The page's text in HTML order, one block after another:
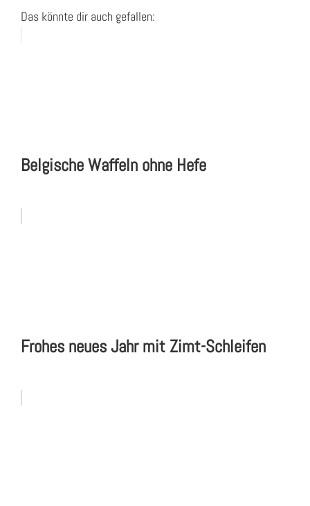
Das könnte dir auch gefallen:
Belgische Waffeln ohne Hefe
Frohes neues Jahr mit Zimt-Schleifen